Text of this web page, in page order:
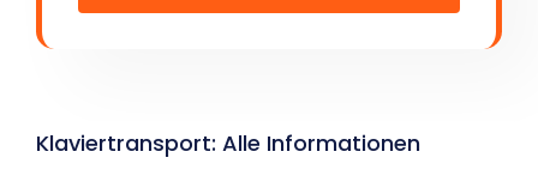
Klaviertransport: Alle Informationen